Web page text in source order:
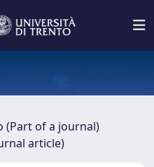
(Part of a journal)
article)